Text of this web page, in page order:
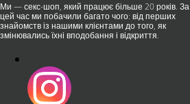
Ми — секс-шоп, який працює більше 20 років. За
цей час ми побачили багато чого: від перших
знайомств із нашими клієнтами до того, як
змінювались їхні вподобання і відкриття.